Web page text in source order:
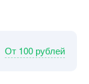
От 100 рублей